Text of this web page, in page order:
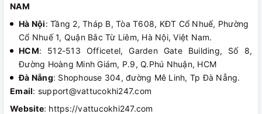
NAM
Hà Nội: Tầng 2, Tháp B, Tòa T608, KĐT Cổ Nhuế, Phường
Cổ Nhuế 1, Quận Bắc Từ Liêm, Hà Nội, Việt Nam.
HCM: 512-513 Officetel, Garden Gate Building, Số 8,
Đường Hoàng Minh Giám, P.9, Q.Phú Nhuận, HCM
Đà Nẵng: Shophouse 304, đường Mê Linh, Tp Đà Nẵng.
Email: support@vattucokhi247.com
Website: https://vattucokhi247.com